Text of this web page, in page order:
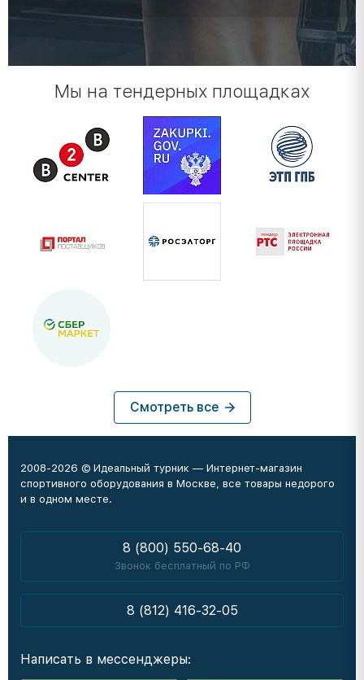
Мы на тендерных площадках
Смотреть все
2008-2026 © Идеальный турник — Интернет-магазин
спортивного оборудования в Москве, все товары недорого
и в одном месте.
8 (800) 550-68-40
Звонок бесплатный по РФ
8 (812) 416-32-05
Написать в мессенджеры: